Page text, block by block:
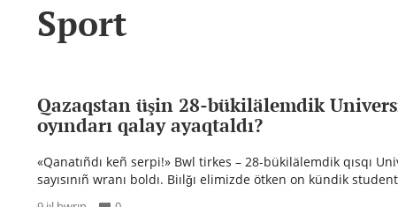
Sport
Qazaqstan üşin 28-bükilälemdik
oyındarı qalay ayaqtaldı?
«Qanatıñdı keñ serpi!» Bwl tirkes – 28-bükilälemdik qısqı
sayısınıñ wranı boldı. Biılğı elimizde ötken on kündik